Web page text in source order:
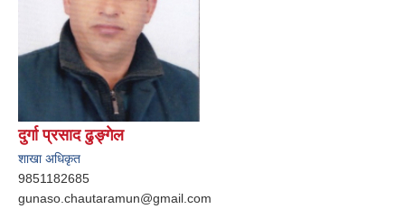
दुर्गा प्रसाद ढुङ्गेल
शाखा अधिकृत
9851182685
gunaso.chautaramun@gmail.com